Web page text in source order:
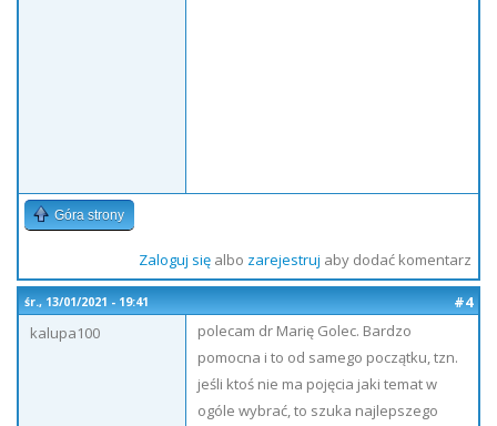
Góra strony
Zaloguj sięalbo zarejestruj aby dodać komentarz
śr., 13/01/2021 - 19:41
#4
kalupa100
polecam dr Marię Golec. Bardzo
pomocna i to od samego początku, tzn.
jeśli ktoś nie ma pojęcia jaki temat w
ogóle wybrać, to szuka najlepszego